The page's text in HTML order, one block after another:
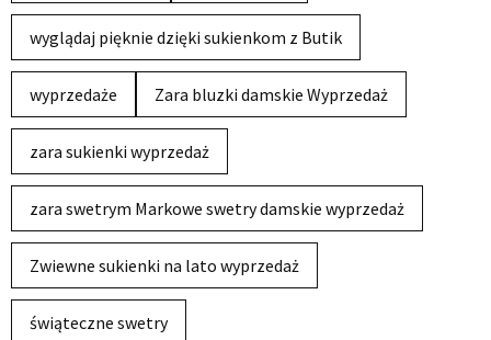
wyglądaj pięknie dzięki sukienkom z Butik
wyprzedaże Zara bluzki damskie Wyprzedaż
zara sukienki wyprzedaż
zara swetrym Markowe swetry damskie wyprzedaż
Zwiewne sukienki na lato wyprzedaż
świąteczne swetry